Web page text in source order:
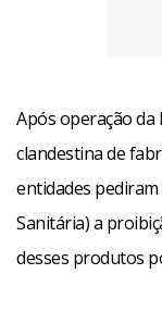
Após operação da
clandestina de
entidades pediram
Sanitária) a
desses produtos